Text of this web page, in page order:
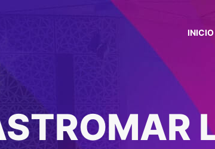
INICIO